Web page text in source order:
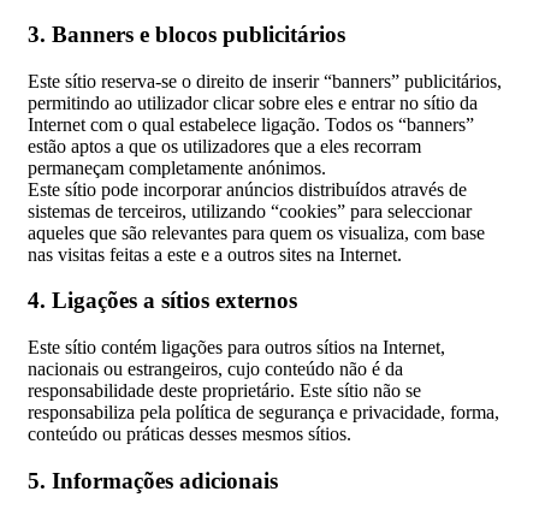
3. Banners e blocos publicitários
Este sítio reserva-se o direito de inserir “banners” publicitários,
permitindo ao utilizador clicar sobre eles e entrar no sítio da
Internet com o qual estabelece ligação. Todos os “banners”
estão aptos a que os utilizadores que a eles recorram
permaneçam completamente anónimos.
Este sítio pode incorporar anúncios distribuídos através de
sistemas de terceiros, utilizando “cookies” para seleccionar
aqueles que são relevantes para quem os visualiza, com base
nas visitas feitas a este e a outros sites na Internet.
4. Ligações a sítios externos
Este sítio contém ligações para outros sítios na Internet,
nacionais ou estrangeiros, cujo conteúdo não é da
responsabilidade deste proprietário. Este sítio não se
responsabiliza pela política de segurança e privacidade, forma,
conteúdo ou práticas desses mesmos sítios.
5. Informações adicionais